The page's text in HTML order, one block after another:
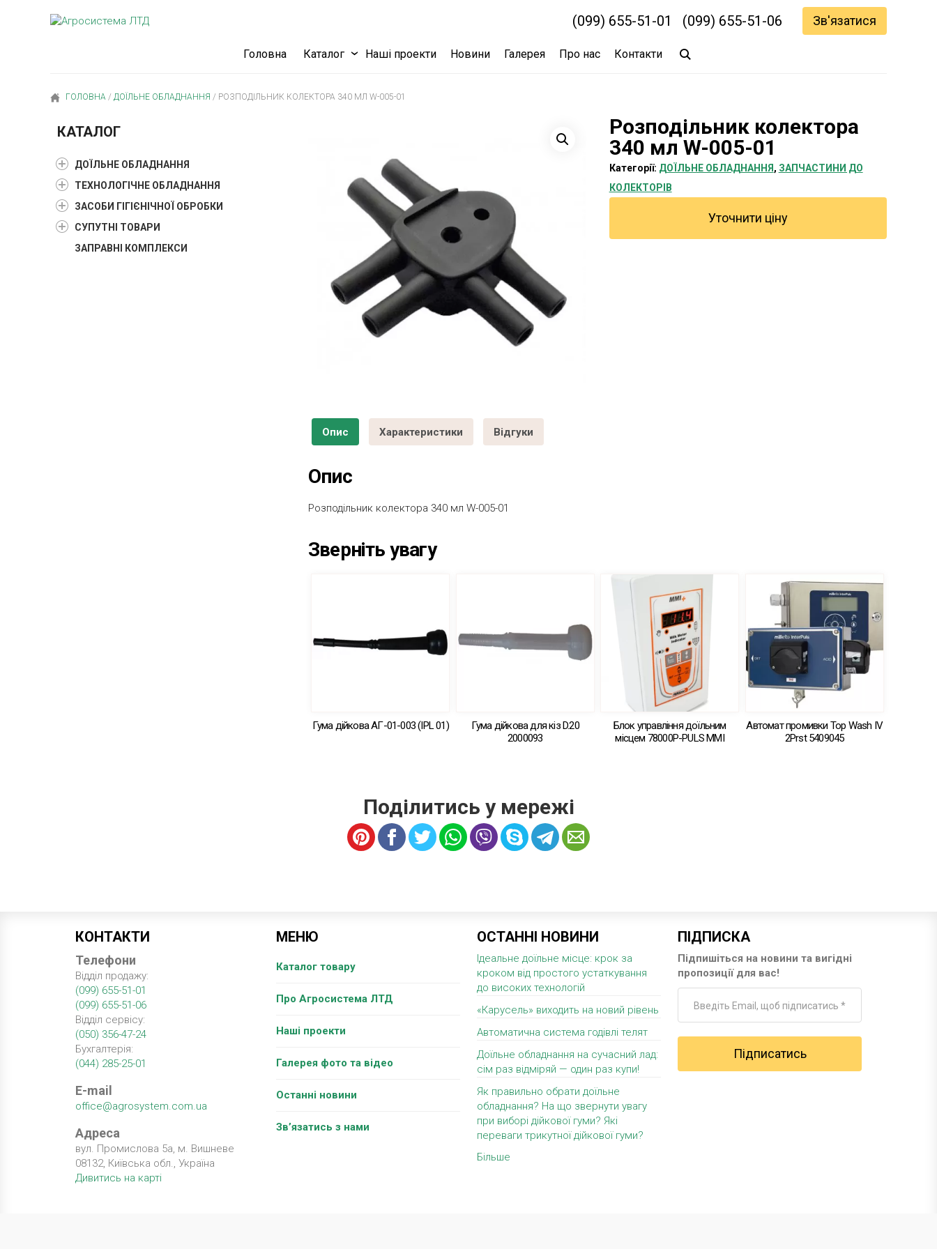
(099) 655-51-01 (099) 655-51-06 Зв'язатися
Головна Каталог Наші проекти Новини Галерея Про нас Контакти
ГОЛОВНА / ДОЇЛЬНЕ ОБЛАДНАННЯ / РОЗПОДІЛЬНИК КОЛЕКТОРА 340 МЛ W-005-01
Розподільник колектора
340 мл W-005-01
Категорії: ДОЇЛЬНЕ ОБЛАДНАННЯ , ЗАПЧАСТИНИ ДО
КОЛЕКТОРІВ
Уточнити ціну
Опис Характеристики Відгуки
Опис
Розподільник колектора 340 мл W-005-01
Зверніть увагу
Гума дійкова АГ-01-003 (IPL 01)
Гума дійкова для кіз D.20
2000093
Блок управління доїльним
місцем 78000Р-PULS MMI
Автомат промивки Top Wash IV
2Prst 5409045
КАТАЛОГ
ДОЇЛЬНЕ ОБЛАДНАННЯ
ТЕХНОЛОГІЧНЕ ОБЛАДНАННЯ
ЗАСОБИ ГІГІЄНІЧНОЇ ОБРОБКИ
СУПУТНІ ТОВАРИ
ЗАПРАВНІ КОМПЛЕКСИ
Поділитись у мережі
КОНТАКТИ
Телефони
Відділ продажу:
(099) 655-51-01
(099) 655-51-06
Відділ сервісу:
(050) 356-47-24
Бухгалтерія:
(044) 285-25-01
E-mail
office@agrosystem.com.ua
Адреса
вул. Промислова 5а, м. Вишневе
08132, Київська обл., Україна
Дивитись на карті
МЕНЮ
Каталог товару
Про Агросистема ЛТД
Наші проекти
Галерея фото та відео
Останні новини
Зв’язатись з нами
ОСТАННІ НОВИНИ
Ідеальне доїльне місце: крок за
кроком від простого устаткування
до високих технологій
«Карусель» виходить на новий рівень
Автоматична система годівлі телят
Доїльне обладнання на сучасний лад:
сім раз відміряй — один раз купи!
Як правильно обрати доїльне
обладнання? На що звернути увагу
при виборі дійкової гуми? Які
переваги трикутної дійкової гуми?
Більше
ПІДПИСКА
Підпишіться на новини та вигідні
пропозиції для вас!